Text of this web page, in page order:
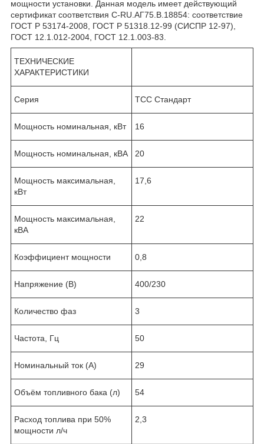
мощности установки. Данная модель имеет действующий
сертификат соответствия C-RU.АГ75.B.18854: соответствие
ГОСТ Р 53174-2008, ГОСТ Р 51318.12-99 (СИСПР 12-97),
ГОСТ 12.1.012-2004, ГОСТ 12.1.003-83.
ТЕХНИЧЕСКИЕ
ХАРАКТЕРИСТИКИ
Серия ТСС Стандарт
Мощность номинальная, кВт 16
Мощность номинальная, кВА 20
Мощность максимальная,
кВт
17,6
Мощность максимальная,
кВА
22
Коэффициент мощности 0,8
Напряжение (В) 400/230
Количество фаз 3
Частота, Гц 50
Номинальный ток (А) 29
Объём топливного бака (л) 54
Расход топлива при 50%
мощности л/ч
2,3